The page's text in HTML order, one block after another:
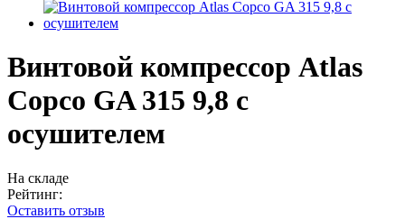
Винтовой компрессор Atlas
Copco GA 315 9,8 с
осушителем
На складе
Рейтинг:
Оставить отзыв